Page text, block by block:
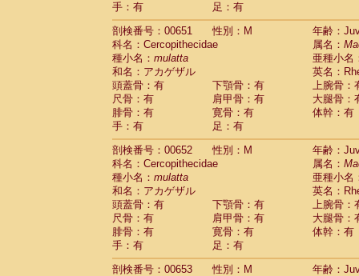
手：有
足：有
剖検番号：00651
性別：M
年齢：
科名：Cercopithecidae
属名：
種小名： mulatta
亜種小名
和名：アカゲザル
英名：
頭蓋骨：有
下顎骨：有
上腕骨：
尺骨：有
肩甲骨：有
大腿骨：
腓骨：有
寛骨：有
体幹：有
手：有
足：有
剖検番号：00652
性別：M
年齢：
科名：Cercopithecidae
属名：
種小名： mulatta
亜種小名
和名：アカゲザル
英名：
頭蓋骨：有
下顎骨：有
上腕骨：
尺骨：有
肩甲骨：有
大腿骨：
腓骨：有
寛骨：有
体幹：有
手：有
足：有
剖検番号：00653
性別：M
年齢：